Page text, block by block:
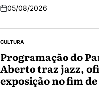
05/08/2026
CULTURA
Programação do
Aberto traz jazz,
exposição no fim